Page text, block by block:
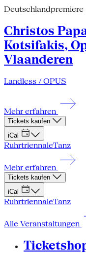
Deutschlandpremiere
Christos
Kotsifakis,
Vlaanderen
Landless / OPUS
Mehr erfahren
Tickets kaufen
iCal
RuhrtriennaleTanz
Mehr erfahren
Tickets kaufen
iCal
RuhrtriennaleTanz
Alle Veranstaltungen